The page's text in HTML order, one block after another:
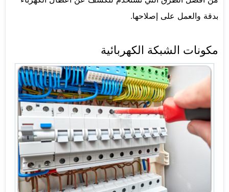
بدقة والعمل على إصلاحها.
مكونات الشبكة الكهربائية